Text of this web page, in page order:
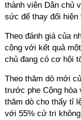
thành viên Dân chủ
sức để thay đổi hiện
Theo đánh giá của
cộng với kết quả
chủ đang có cơ hội
Theo thăm dò mới
trước phe Cộng hòa
thăm dò cho thấy tỉ
với 55% cử tri